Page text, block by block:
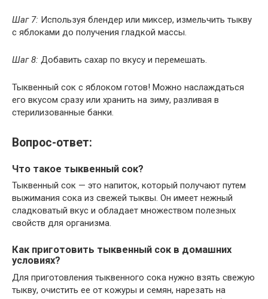
Шаг 7: Используя блендер или миксер, измельчить тыкву
с яблоками до получения гладкой массы.
Шаг 8: Добавить сахар по вкусу и перемешать.
Тыквенный сок с яблоком готов! Можно наслаждаться
его вкусом сразу или хранить на зиму, разливая в
стерилизованные банки.
Вопрос-ответ:
Что такое тыквенный сок?
Тыквенный сок — это напиток, который получают путем
выжимания сока из свежей тыквы. Он имеет нежный
сладковатый вкус и обладает множеством полезных
свойств для организма.
Как приготовить тыквенный сок в домашних
условиях?
Для приготовления тыквенного сока нужно взять свежую
тыкву, очистить ее от кожуры и семян, нарезать на